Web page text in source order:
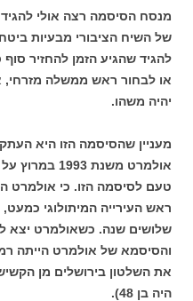
מנסח הסיסמה רצה אולי
של השיח הציבורי מבעיות
להגיד שהגיע הזמן להחזיר
או לבחור ראש ממשלה מזרחי,
יהיה משהו.
מעניין שהסיסמה הזו היא
אולמרט משנת
טעם לסיסמה הזו. כי אולמרט
ראש העירייה המיתולוגי
והסיסמא של אולמרט הייתה
את השלטון בירושלים מן
היה בן 48).